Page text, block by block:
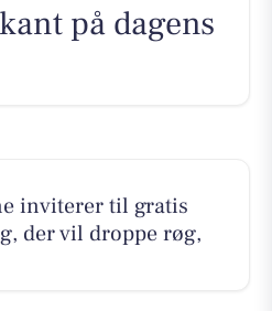
på dagens
inviterer til gratis
der vil droppe røg,